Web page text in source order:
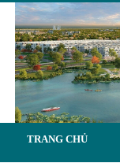
TRANG CHỦ